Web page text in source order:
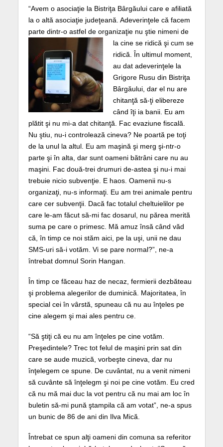
“Avem o asociaţie la Bistriţa Bârgăului care e afiliată
la o altă asociaţie judeţeană. Adeverinţele că facem
parte dintr-o astfel de organizaţie nu ştie nimeni de
la cine se ridică şi cum se
ridică. În ultimul moment,
au dat adeverinţele la
Grigore Rusu din Bistriţa
Bârgăului, dar el nu are
chitanţă să-ţi elibereze
când îţi ia banii. Eu am
plătit şi nu mi-a dat chitanţă. Fac evaziune fiscală.
Nu ştiu, nu-i controlează cineva? Ne poartă pe toţi
de la unul la altul. Eu am maşină şi merg şi-ntr-o
parte şi în alta, dar sunt oameni bătrâni care nu au
maşini. Fac două-trei drumuri de-astea şi nu-i mai
trebuie nicio subvenţie. E haos. Oamenii nu-s
organizaţi, nu-s informaţi. Eu am trei animale pentru
care cer subvenţii. Dacă fac totalul cheltuielilor pe
care le-am făcut să-mi fac dosarul, nu părea merită
suma pe care o primesc. Mă amuz însă când văd
că, în timp ce noi stăm aici, pe la uşi, unii ne dau
SMS-uri să-i votăm. Vi se pare normal?”, ne-a
întrebat domnul Sorin Hangan.
În timp ce făceau haz de necaz, fermierii dezbăteau
şi problema alegerilor de duminică. Majoritatea, în
special cei în vârstă, spuneau că nu au înţeles pe
cine alegem şi mai ales pentru ce.
“Să ştiţi că eu nu am înţeles pe cine votăm.
Preşedintele? Trec tot felul de maşini prin sat din
care se aude muzică, vorbeşte cineva, dar nu
înţelegem ce spune. De cuvântat, nu a venit nimeni
să cuvânte să înţelegm şi noi pe cine votăm. Eu cred
că nu mă mai duc la vot pentru că nu mai am loc în
buletin să-mi pună ştampila că am votat”, ne-a spus
un bunic de 86 de ani din Ilva Mică.
Întrebat ce spun alţi oameni din comuna sa referitor